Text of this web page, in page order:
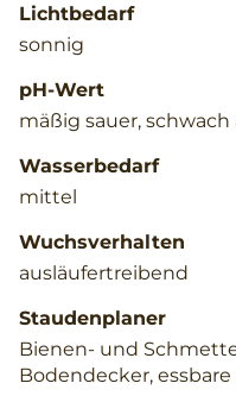
Lichtbedarf
sonnig
pH-Wert
mäßig sauer, schwach
Wasserbedarf
mittel
Wuchsverhalten
ausläufertreibend
Staudenplaner
Bienen- und
Bodendecker,